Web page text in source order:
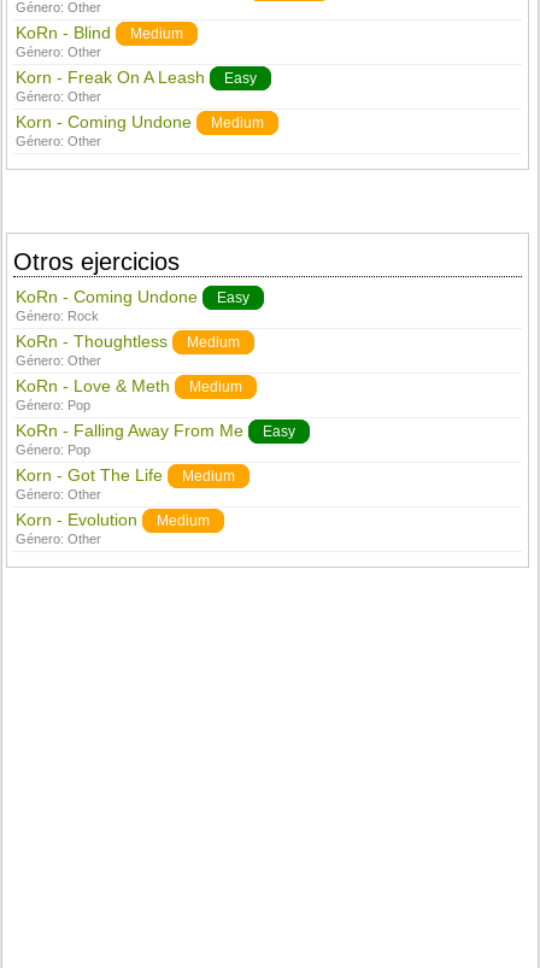
Género:Other
KoRn - Blind Medium
Género:Other
Korn - Freak On A Leash Easy
Género:Other
Korn - Coming Undone Medium
Género:Other
Otros ejercicios
KoRn - Coming Undone Easy
Género: Rock
KoRn - Thoughtless Medium
Género:Other
KoRn - Love & Meth Medium
Género: Pop
KoRn - Falling Away From Me Easy
Género: Pop
Korn - Got The Life Medium
Género:Other
Korn - Evolution Medium
Género:Other